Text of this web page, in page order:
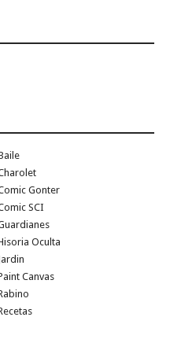
Gonter
SCI
Oculta
Canvas